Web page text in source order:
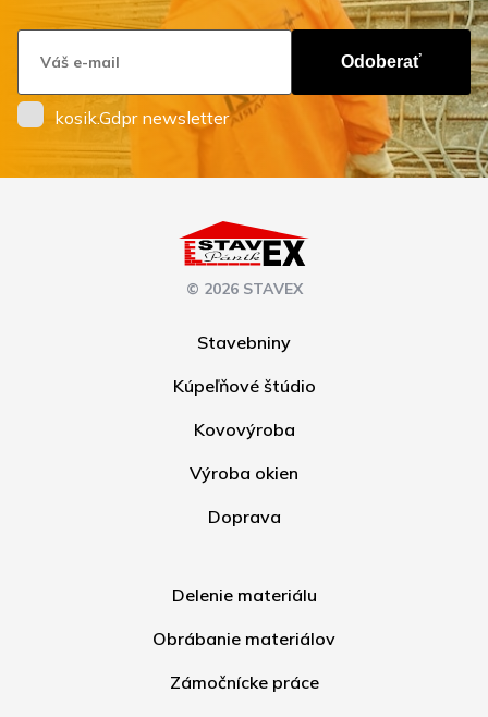
Odoberať
kosik.Gdpr newsletter
© 2026 STAVEX
Stavebniny
Kúpeľňové štúdio
Kovovýroba
Výroba okien
Doprava
Delenie materiálu
Obrábanie materiálov
Zámočnícke práce